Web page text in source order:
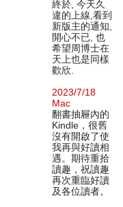
終於, 今天久
違的上線,看到
新版主的通知,
開心不已, 也
希望周博士在
天上也是同樣
歡欣.
2023/7/18
Mac
翻書抽屜內的
Kindle，很舊
沒有開啟了使
我再與好讀相
遇。期待重拾
讀趣，祝讀趣
再次重臨好讀
及各位讀者。